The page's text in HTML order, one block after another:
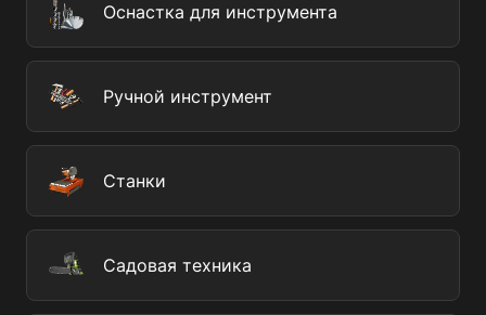
Оснастка для инструмента
Ручной инструмент
Станки
Садовая техника